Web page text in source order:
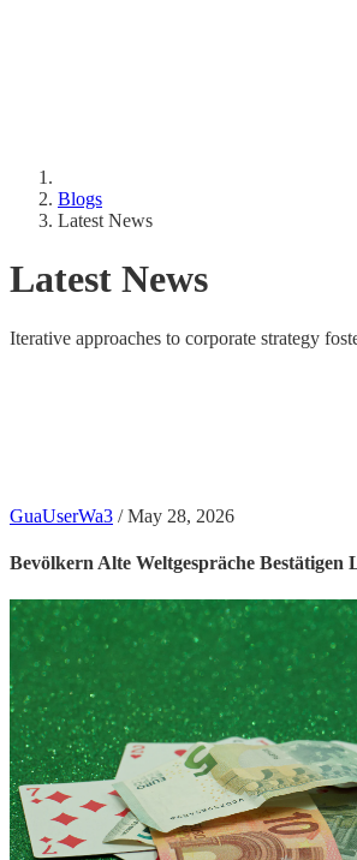
Blogs
Latest News
Latest News
Iterative approaches to corporate strategy
GuaUserWa3 /May 28, 2026
Bevölkern Alte Weltgespräche